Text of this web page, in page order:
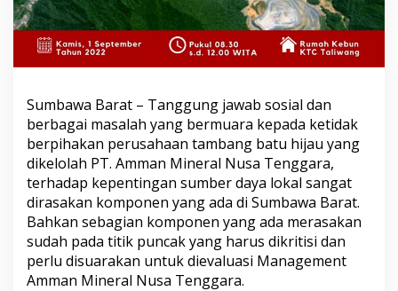
Sumbawa Barat – Tanggung jawab sosial dan
berbagai masalah yang bermuara kepada ketidak
berpihakan perusahaan tambang batu hijau yang
dikelolah PT. Amman Mineral Nusa Tenggara,
terhadap kepentingan sumber daya lokal sangat
dirasakan komponen yang ada di Sumbawa Barat.
Bahkan sebagian komponen yang ada merasakan
sudah pada titik puncak yang harus dikritisi dan
perlu disuarakan untuk dievaluasi Management
Amman Mineral Nusa Tenggara.